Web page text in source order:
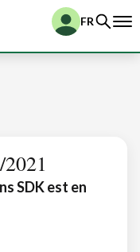
FR
SDK est en